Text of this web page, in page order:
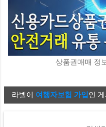
상품권매매 정
글
라벨이 여행자보험 가입인